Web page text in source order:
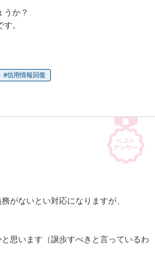
うか？
。
信用情報回復
がないとい対応になりますが、
思います（譲歩すべきと言っているわ